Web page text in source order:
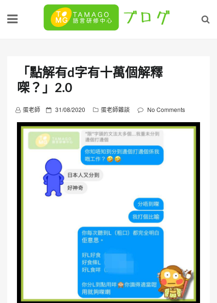
「點解有d字有十萬個解釋
㗎？」2.0
蛋老師
P
o
s
n
31/08/2020 蛋老師雜談 No Comments